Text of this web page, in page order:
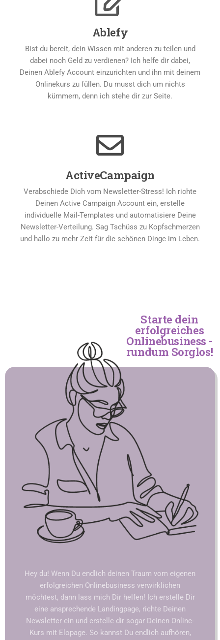
Ablefy
Bist du bereit, dein Wissen mit anderen zu teilen und
dabei noch Geld zu verdienen? Ich helfe dir dabei,
Deinen Ablefy Account einzurichten und ihn mit deinem
Onlinekurs zu füllen. Du musst dich um nichts
kümmern, denn ich stehe dir zur Seite.
ActiveCampaign
Verabschiede Dich vom Newsletter-Stress! Ich richte
Deinen Active Campaign Account ein, erstelle
individuelle Mail-Templates und automatisiere Deine
Newsletter-Verteilung. Sag Tschüss zu Kopfschmerzen
und hallo zu mehr Zeit für die schönen Dinge im Leben.
Starte dein
erfolgreiches
Onlinebusiness -
rundum Sorglos!
Hey du! Wenn Du endlich deinen Traum vom eigenen
erfolgreichen Onlinebusiness verwirklichen
möchtest, dann lass mich Dir helfen! Ich erstelle Dir
eine ansprechende Landingpage, richte Deinen
Newsletter ein und erstelle dir sogar Deinen Online-
Kurs mit Elopage. So kannst Du endlich aufhören,